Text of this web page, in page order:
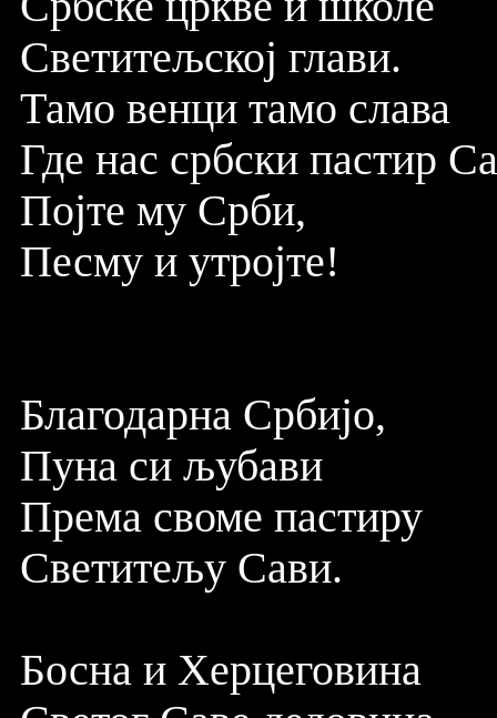
Светитељској глави.
Тамо венци тамо слава
Где нас србски пастир
Појте му Срби,
Песму и утројте!
Благодарна Србијо,
Пуна си љубави
Према своме пастиру
Светитељу Сави.
Босна и Херцеговина